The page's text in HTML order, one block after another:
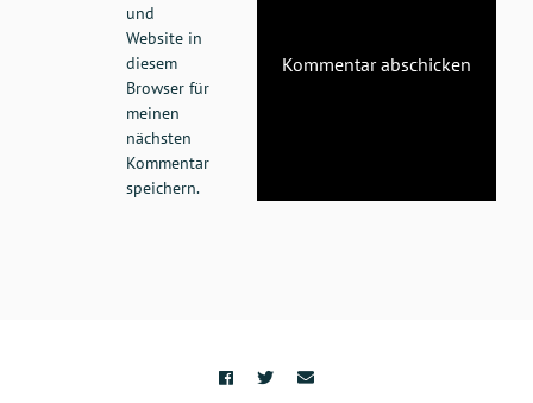
und
Website in
diesem
Browser für
meinen
nächsten
Kommentar
speichern.